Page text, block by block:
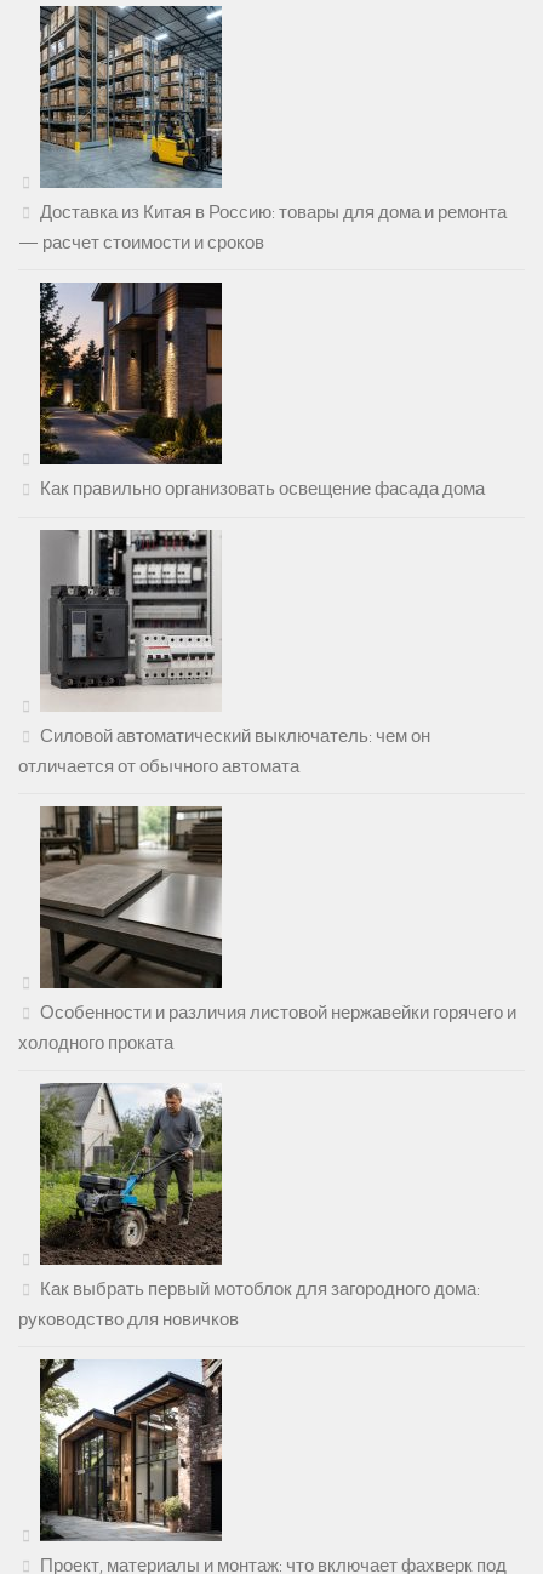
Доставка из Китая в Россию: товары для дома и ремонта
— расчет стоимости и сроков
Как правильно организовать освещение фасада дома
Силовой автоматический выключатель: чем он
отличается от обычного автомата
Особенности и различия листовой нержавейки горячего и
холодного проката
Как выбрать первый мотоблок для загородного дома:
руководство для новичков
Проект, материалы и монтаж: что включает фахверк под